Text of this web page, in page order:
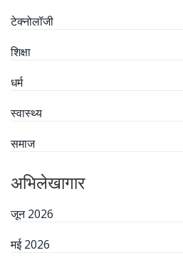
टेक्नोलॉजी
शिक्षा
धर्म
स्वास्थ्य
समाज
अभिलेखागार
जून 2026
मई 2026